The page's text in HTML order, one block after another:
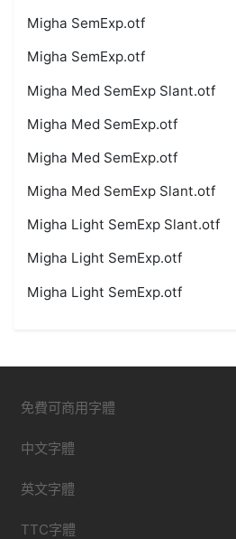
Migha SemExp.otf
Migha SemExp.otf
Migha Med SemExp Slant.otf
Migha Med SemExp.otf
Migha Med SemExp.otf
Migha Med SemExp Slant.otf
Migha Light SemExp Slant.otf
Migha Light SemExp.otf
Migha Light SemExp.otf
免費可商用字體
中文字體
英文字體
TTC字體